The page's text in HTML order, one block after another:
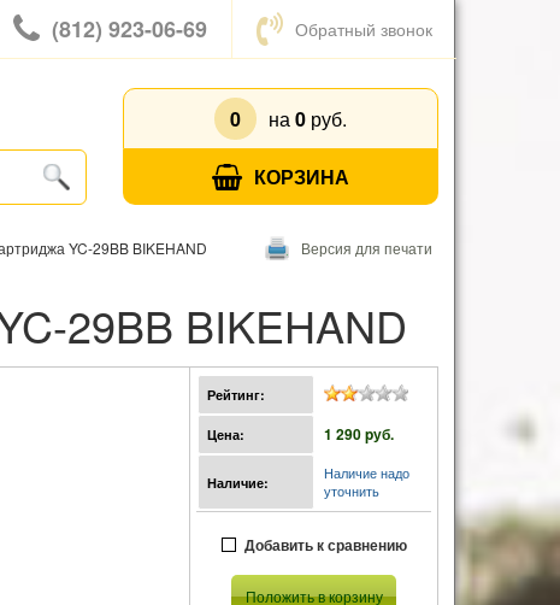
(812) 923-06-69 Обратный звонок
0 на 0руб.
КОРЗИНА
YC-29BB BIKEHAND Версия для печати
29BB BIKEHAND
Рейтинг:
Цена: 1 290 pуб.
Наличие:
Наличие надо
уточнить
Добавить к сравнению
Положить в корзину